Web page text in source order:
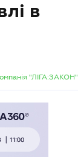
в
"ЛІГА:ЗАКОН"